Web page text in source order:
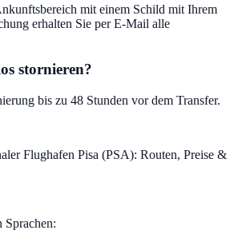
mit einem Schild mit Ihrem
erhalten Sie per E-Mail alle
stornieren?
bis zu 48 Stunden vor dem Transfer.
Flughafen Pisa (PSA): Routen, Preise &
Sprachen: